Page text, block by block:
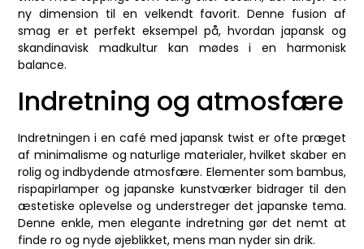
ny dimension til en velkendt favorit. Denne fusion af
smag er et perfekt eksempel på, hvordan japansk og
skandinavisk madkultur kan mødes i en harmonisk
balance.
Indretning og atmosfære
Indretningen i en café med japansk twist er ofte præget
af minimalisme og naturlige materialer, hvilket skaber en
rolig og indbydende atmosfære. Elementer som bambus,
rispapirlamper og japanske kunstværker bidrager til den
æstetiske oplevelse og understreger det japanske tema.
Denne enkle, men elegante indretning gør det nemt at
finde ro og nyde øjeblikket, mens man nyder sin drik.